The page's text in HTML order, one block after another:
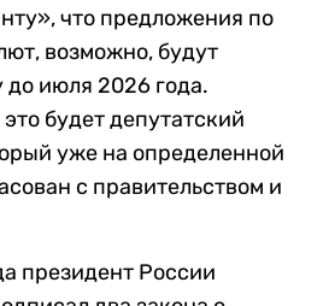
что предложения по
возможно, будут
до июля 2026 года.
будет депутатский
уже на определенной
с правительством и
президент России